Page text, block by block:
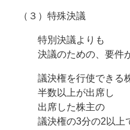
（３）特殊決議
特別決議よりも
決議のための、要件が
議決権を行使できる
半数以上が出席し
出席した株主の
議決権の3分の2以上で